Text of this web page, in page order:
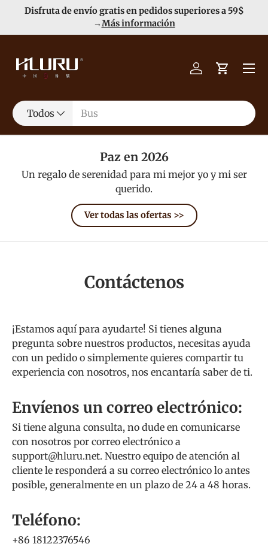
Disfruta de envío gratis en pedidos superiores a 59$
→Más información
Buscar
Tipo de producto
Todos
Iniciar sesión
Carrito
Menú
Paz en 2026
Un regalo de serenidad para mi mejor yo y mi ser
querido.
Ver todas las ofertas >>
Contáctenos
¡Estamos aquí para ayudarte! Si tienes alguna
pregunta sobre nuestros productos, necesitas ayuda
con un pedido o simplemente quieres compartir tu
experiencia con nosotros, nos encantaría saber de ti.
Envíenos un correo electrónico:
Si tiene alguna consulta, no dude en comunicarse
con nosotros por correo electrónico a
support@hluru.net. Nuestro equipo de atención al
cliente le responderá a su correo electrónico lo antes
posible, generalmente en un plazo de 24 a 48 horas.
Teléfono:
+86 18122376546